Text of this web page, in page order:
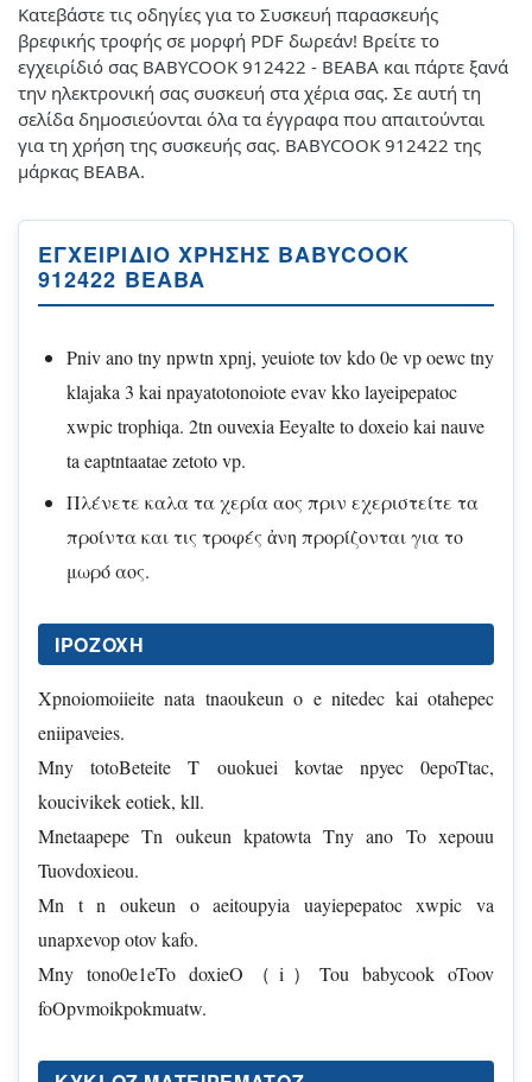
Κατεβάστε τις οδηγίες για το Συσκευή παρασκευής
βρεφικής τροφής σε μορφή PDF δωρεάν! Βρείτε το
εγχειρίδιό σας BABYCOOK 912422 - BEABA και πάρτε ξανά
την ηλεκτρονική σας συσκευή στα χέρια σας. Σε αυτή τη
σελίδα δημοσιεύονται όλα τα έγγραφα που απαιτούνται
για τη χρήση της συσκευής σας. BABYCOOK 912422 της
μάρκας BEABA.
ΕΓΧΕΙΡΊΔΙΟ ΧΡΉΣΗΣ BABYCOOK
912422 BEABA
Pniv ano tny npwtn xpnj, yeuiote tov kdo 0e vp oewc tny
klajaka 3 kai npayatotonoiote evav kko layeipepatoc
xwpic trophiqa. 2tn ouvexia Eeyalte to doxeio kai nauve
ta eaptntaatae zetoto vp.
Πλένετε καλα τα χερία αος πριν εχεριστείτε τα
προίντα και τις τροφές ἀνη προρίζονται για το
μωρό αος.
IPOZOXH
Xpnoiomoiieite nata tnaoukeun o e nitedec kai otahepec
eniipaveies.
Mny totoBeteite T ouokuei kovtae npyec 0epoTtac,
koucivikek eotiek, kll.
Mnetaapepe Tn oukeun kpatowta Tny ano To xepouu
Tuovdoxieou.
Mn t n oukeun o aeitoupyia uayiepepatoc xwpic va
unapxevop otov kafo.
Mny tono0e1eTo doxieO（i）Tou babycook oToov
foOpvmoikpokmuatw.